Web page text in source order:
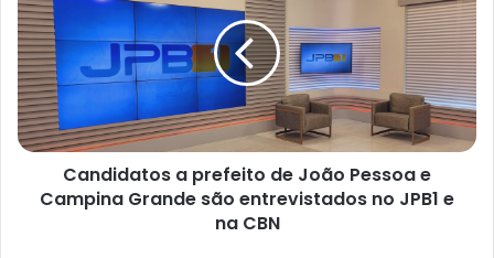
n
d
i
d
a
t
o
Candidatos a prefeito de João Pessoa e
Campina Grande são entrevistados no JPB1 e
na CBN